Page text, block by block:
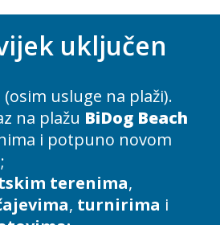
uključen
(osim usluge na plaži).
na plažu BiDog Beach
i potpuno novom
;
terenima,
, turnirima i